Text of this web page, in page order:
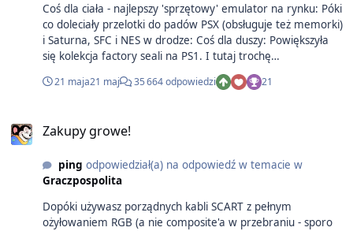
Coś dla ciała - najlepszy 'sprzętowy' emulator na rynku: Póki
co doleciały przelotki do padów PSX (obsługuje też memorki)
i Saturna, SFC i NES w drodze: Coś dla duszy: Powiększyła
się kolekcja factory seali na PS1. I tutaj trochę
arcade/extreme sportsów na GBA: Część z tych gier miałem
w latach świetności GBA ale przepadły. Dobry zwyczaj - nie
21 maja21 maj 35 664 odpowiedzi 21
Zakupy growe!
ping odpowiedział(a) na odpowiedź w temacie w
Graczpospolita
Dopóki używasz porządnych kabli SCART z pełnym
ożyłowaniem RGB (a nie composite'a w przebraniu - sporo